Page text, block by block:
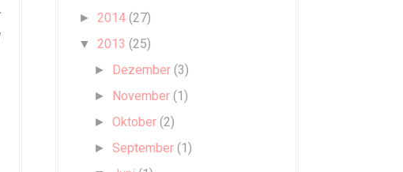
► 2014 (27)
▼ 2013 (25)
► Dezember (3)
► November (1)
►Oktober (2)
►September (1)